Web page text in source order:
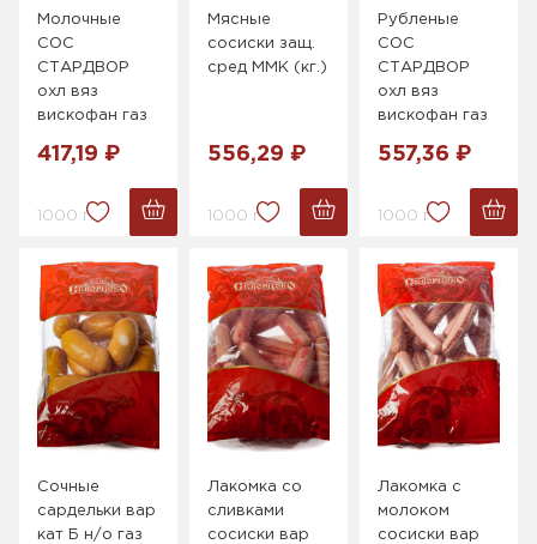
Молочные
СОС
СТАРДВОР
охл вяз
вискофан газ
417,19 ₽
1000 г.
Мясные
сосиски защ.
сред ММК (кг.)
556,29 ₽
1000 г.
Рубленые
СОС
СТАРДВОР
охл вяз
вискофан газ
557,36 ₽
1000 г.
Сочные
сардельки вар
кат Б н/о газ
Лакомка со
сливками
сосиски вар
Лакомка с
молоком
сосиски вар